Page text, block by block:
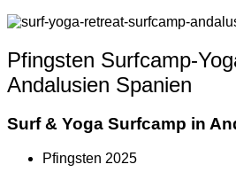
Pfingsten Surfcamp-
Andalusien Spanien
Surf & Yoga Surfcamp in
Pfingsten 2025